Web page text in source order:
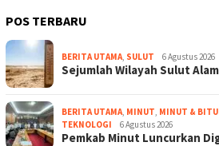
POS TERBARU
BERITA UTAMA SULUT 6 Agustus 2026
Sejumlah Wilayah Sulut
BERITA UTAMA MINUT MINUT &
TEKNOLOGI
6 Agustus 2026
Pemkab Minut Luncurkan